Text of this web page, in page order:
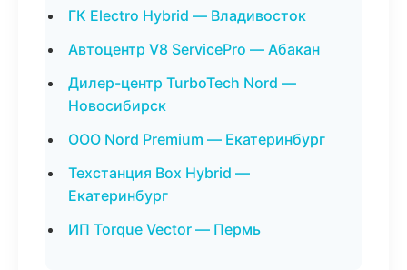
ГК Electro Hybrid — Владивосток
Автоцентр V8 ServicePro — Абакан
Дилер-центр TurboTech Nord —
Новосибирск
ООО Nord Premium — Екатеринбург
Техстанция Box Hybrid —
Екатеринбург
ИП Torque Vector — Пермь